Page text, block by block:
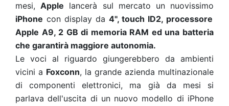
mesi,Apple lancerà sul mercato un nuovissimo
iPhone con display da 4", touch ID2, processore
Apple A9, 2 GB di memoria RAM ed una batteria
che garantirà maggiore autonomia.
Le voci al riguardo giungerebbero da ambienti
vicini a Foxconn, la grande azienda multinazionale
di componenti elettronici, ma già da mesi si
parlava dell'uscita di un nuovo modello di iPhone